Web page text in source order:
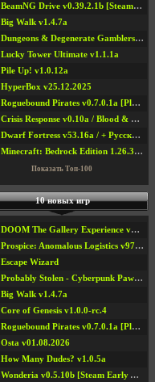
BeamNG Drive v0.39.2.1b [Steam Early Access]
Big Walk v1.4.7a
Dungeons & Degenerate Gamblers v2.0.2a
Lucky Tower Ultimate v1.1.1a
Pile Up! v1.0.12a
HyperBox v25.12.2025
Roguebound Pirates v0.7.0.1a [Playtest]
Crisis Response v0.10a / Blood & Bullet
Dwarf Fortress v53.16a / + Русская Версия v50.12a
Minecraft: Bedrock Edition 1.26.33.1a / + TLauncher v2.89
Показать Топ-100
10 новых игр
DOOM The Gallery Experience v1.4.2
Prospice: Anomalous Logistics v97 [Playtest]
Escape Wizard
Probably Stolen - Cyberpunk Pawnshop Simulator v048c [Playtest]
Big Walk v1.4.7a
Core of Genesis v1.0.0-rc.4
Roguebound Pirates v0.7.0.1a [Playtest]
Osta v01.08.2026
How Many Dudes? v1.0.5a
Wonderia v0.5.10b [Steam Early Access]